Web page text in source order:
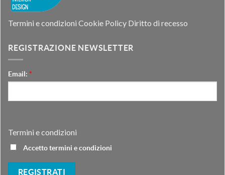
Termini e condizioni Cookie Policy Diritto di recesso
REGISTRAZIONE NEWSLETTER
Email: *
Termini e condizioni
Accetto termini e condizioni